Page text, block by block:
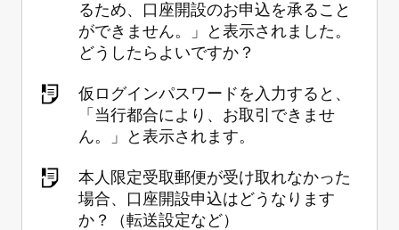
るため、口座開設のお申込を承ること
ができません。」と表示されました。
どうしたらよいですか？
仮ログインパスワードを入力すると、
「当行都合により、お取引できませ
ん。」と表示されます。
本人限定受取郵便が受け取れなかった
場合、口座開設申込はどうなります
か？（転送設定など）